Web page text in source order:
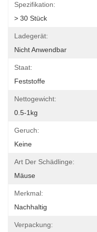
Spezifikation:
> 30 Stück
Ladegerät:
Nicht Anwendbar
Staat:
Feststoffe
Nettogewicht:
0.5-1kg
Geruch:
Keine
Art Der Schädlinge:
Mäuse
Merkmal:
Nachhaltig
Verpackung: